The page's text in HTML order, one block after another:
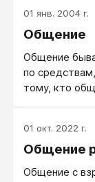
01 янв. 2004 г.
Общение
Общение
по
тому, кто
01 окт. 2022 г.
Общение
Общение с